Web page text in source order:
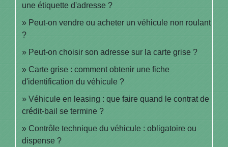
une étiquette d'adresse ?
Peut-on vendre ou acheter un véhicule non roulant
?
Peut-on choisir son adresse sur la carte grise ?
Carte grise : comment obtenir une fiche
d'identification du véhicule ?
Véhicule en leasing : que faire quand le contrat de
crédit-bail se termine ?
Contrôle technique du véhicule : obligatoire ou
dispense ?